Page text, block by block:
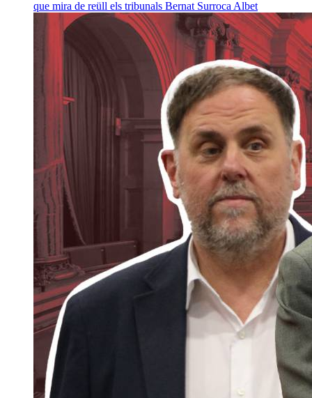
que mira de reüll els tribunals Bernat Surroca Albet